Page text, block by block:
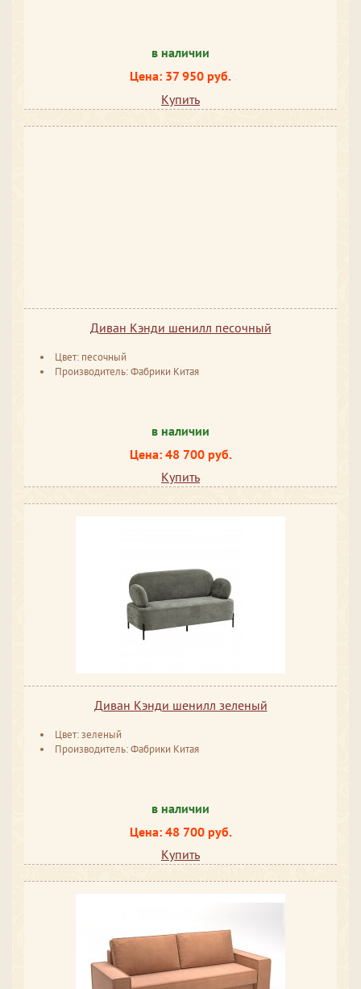
в наличии
Цена: 37 950 руб.
Купить
Диван Кэнди шенилл песочный
Цвет: песочный
Производитель: Фабрики Китая
в наличии
Цена: 48 700 руб.
Купить
Диван Кэнди шенилл зеленый
Цвет: зеленый
Производитель: Фабрики Китая
в наличии
Цена: 48 700 руб.
Купить